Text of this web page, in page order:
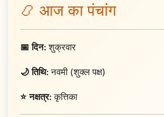
📿 आज का पंचांग
📅 दिन:शुक्रवार
🌙 तिथि:नवमी (शुक्ल पक्ष)
⭐ नक्षत्र:कृत्तिका